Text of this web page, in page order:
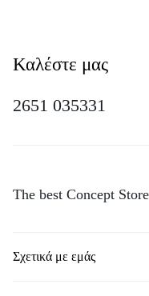
Καλέστε μας
2651 035331
The best Concept
Σχετικά με εμάς